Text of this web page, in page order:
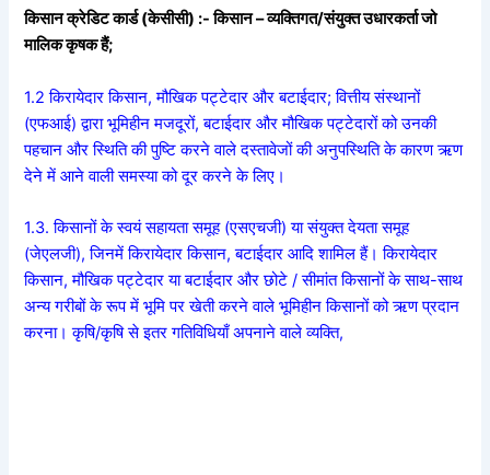
किसान क्रेडिट कार्ड (केसीसी) :- किसान – व्यक्तिगत/संयुक्त उधारकर्ता जो
मालिक कृषक हैं;
1.2 किरायेदार किसान, मौखिक पट्टेदार और बटाईदार; वित्तीय संस्थानों
(एफआई) द्वारा भूमिहीन मजदूरों, बटाईदार और मौखिक पट्टेदारों को उनकी
पहचान और स्थिति की पुष्टि करने वाले दस्तावेजों की अनुपस्थिति के कारण ऋण
देने में आने वाली समस्या को दूर करने के लिए।
1.3. किसानों के स्वयं सहायता समूह (एसएचजी) या संयुक्त देयता समूह
(जेएलजी), जिनमें किरायेदार किसान, बटाईदार आदि शामिल हैं। किरायेदार
किसान, मौखिक पट्टेदार या बटाईदार और छोटे / सीमांत किसानों के साथ-साथ
अन्य गरीबों के रूप में भूमि पर खेती करने वाले भूमिहीन किसानों को ऋण प्रदान
करना। कृषि/कृषि से इतर गतिविधियाँ अपनाने वाले व्यक्ति,